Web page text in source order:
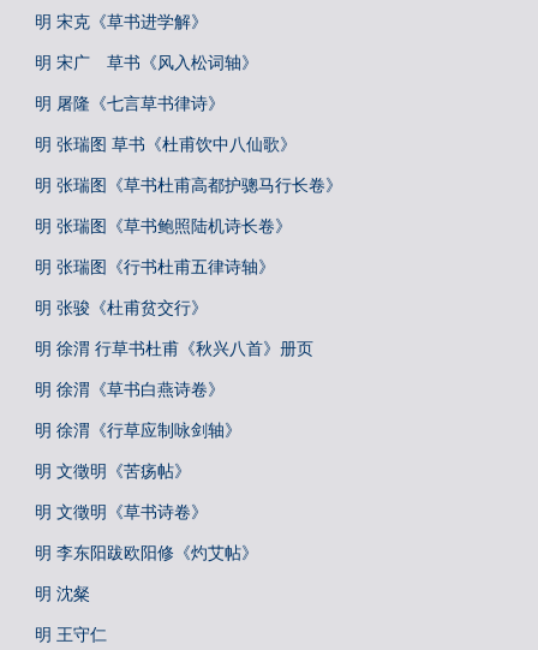
明 宋克《草书进学解》
明 宋广 草书《风入松词轴》
明 屠隆《七言草书律诗》
明 张瑞图 草书《杜甫饮中八仙歌》
明 张瑞图《草书杜甫高都护骢马行长卷》
明 张瑞图《草书鲍照陆机诗长卷》
明 张瑞图《行书杜甫五律诗轴》
明 张骏《杜甫贫交行》
明 徐渭 行草书杜甫《秋兴八首》册页
明 徐渭《草书白燕诗卷》
明 徐渭《行草应制咏剑轴》
明 文徵明《苦疡帖》
明 文徵明《草书诗卷》
明 李东阳跋欧阳修《灼艾帖》
明 沈粲
明 王守仁